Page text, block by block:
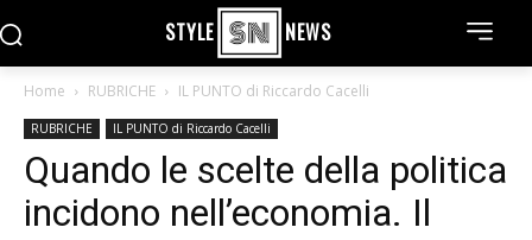
STYLE NEWS
Home RUBRICHE IL PUNTO di Riccardo Cacelli
RUBRICHE IL PUNTO di Riccardo Cacelli
Quando le scelte della politica
incidono nell’economia. Il